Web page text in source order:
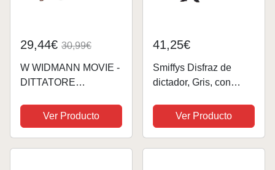
29,44€ 30,99€
W WIDMANN MOVIE -
DITTATORE
Ver Producto
41,25€
Smiffys Disfraz de
dictador, Gris, con
Ver Producto